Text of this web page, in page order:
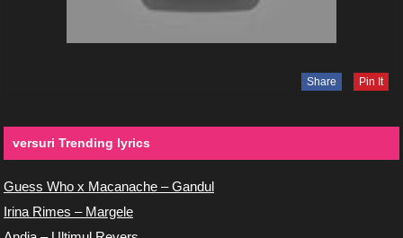
Share Pin It
versuri Trending lyrics
Guess Who x Macanache – Gandul
Irina Rimes – Margele